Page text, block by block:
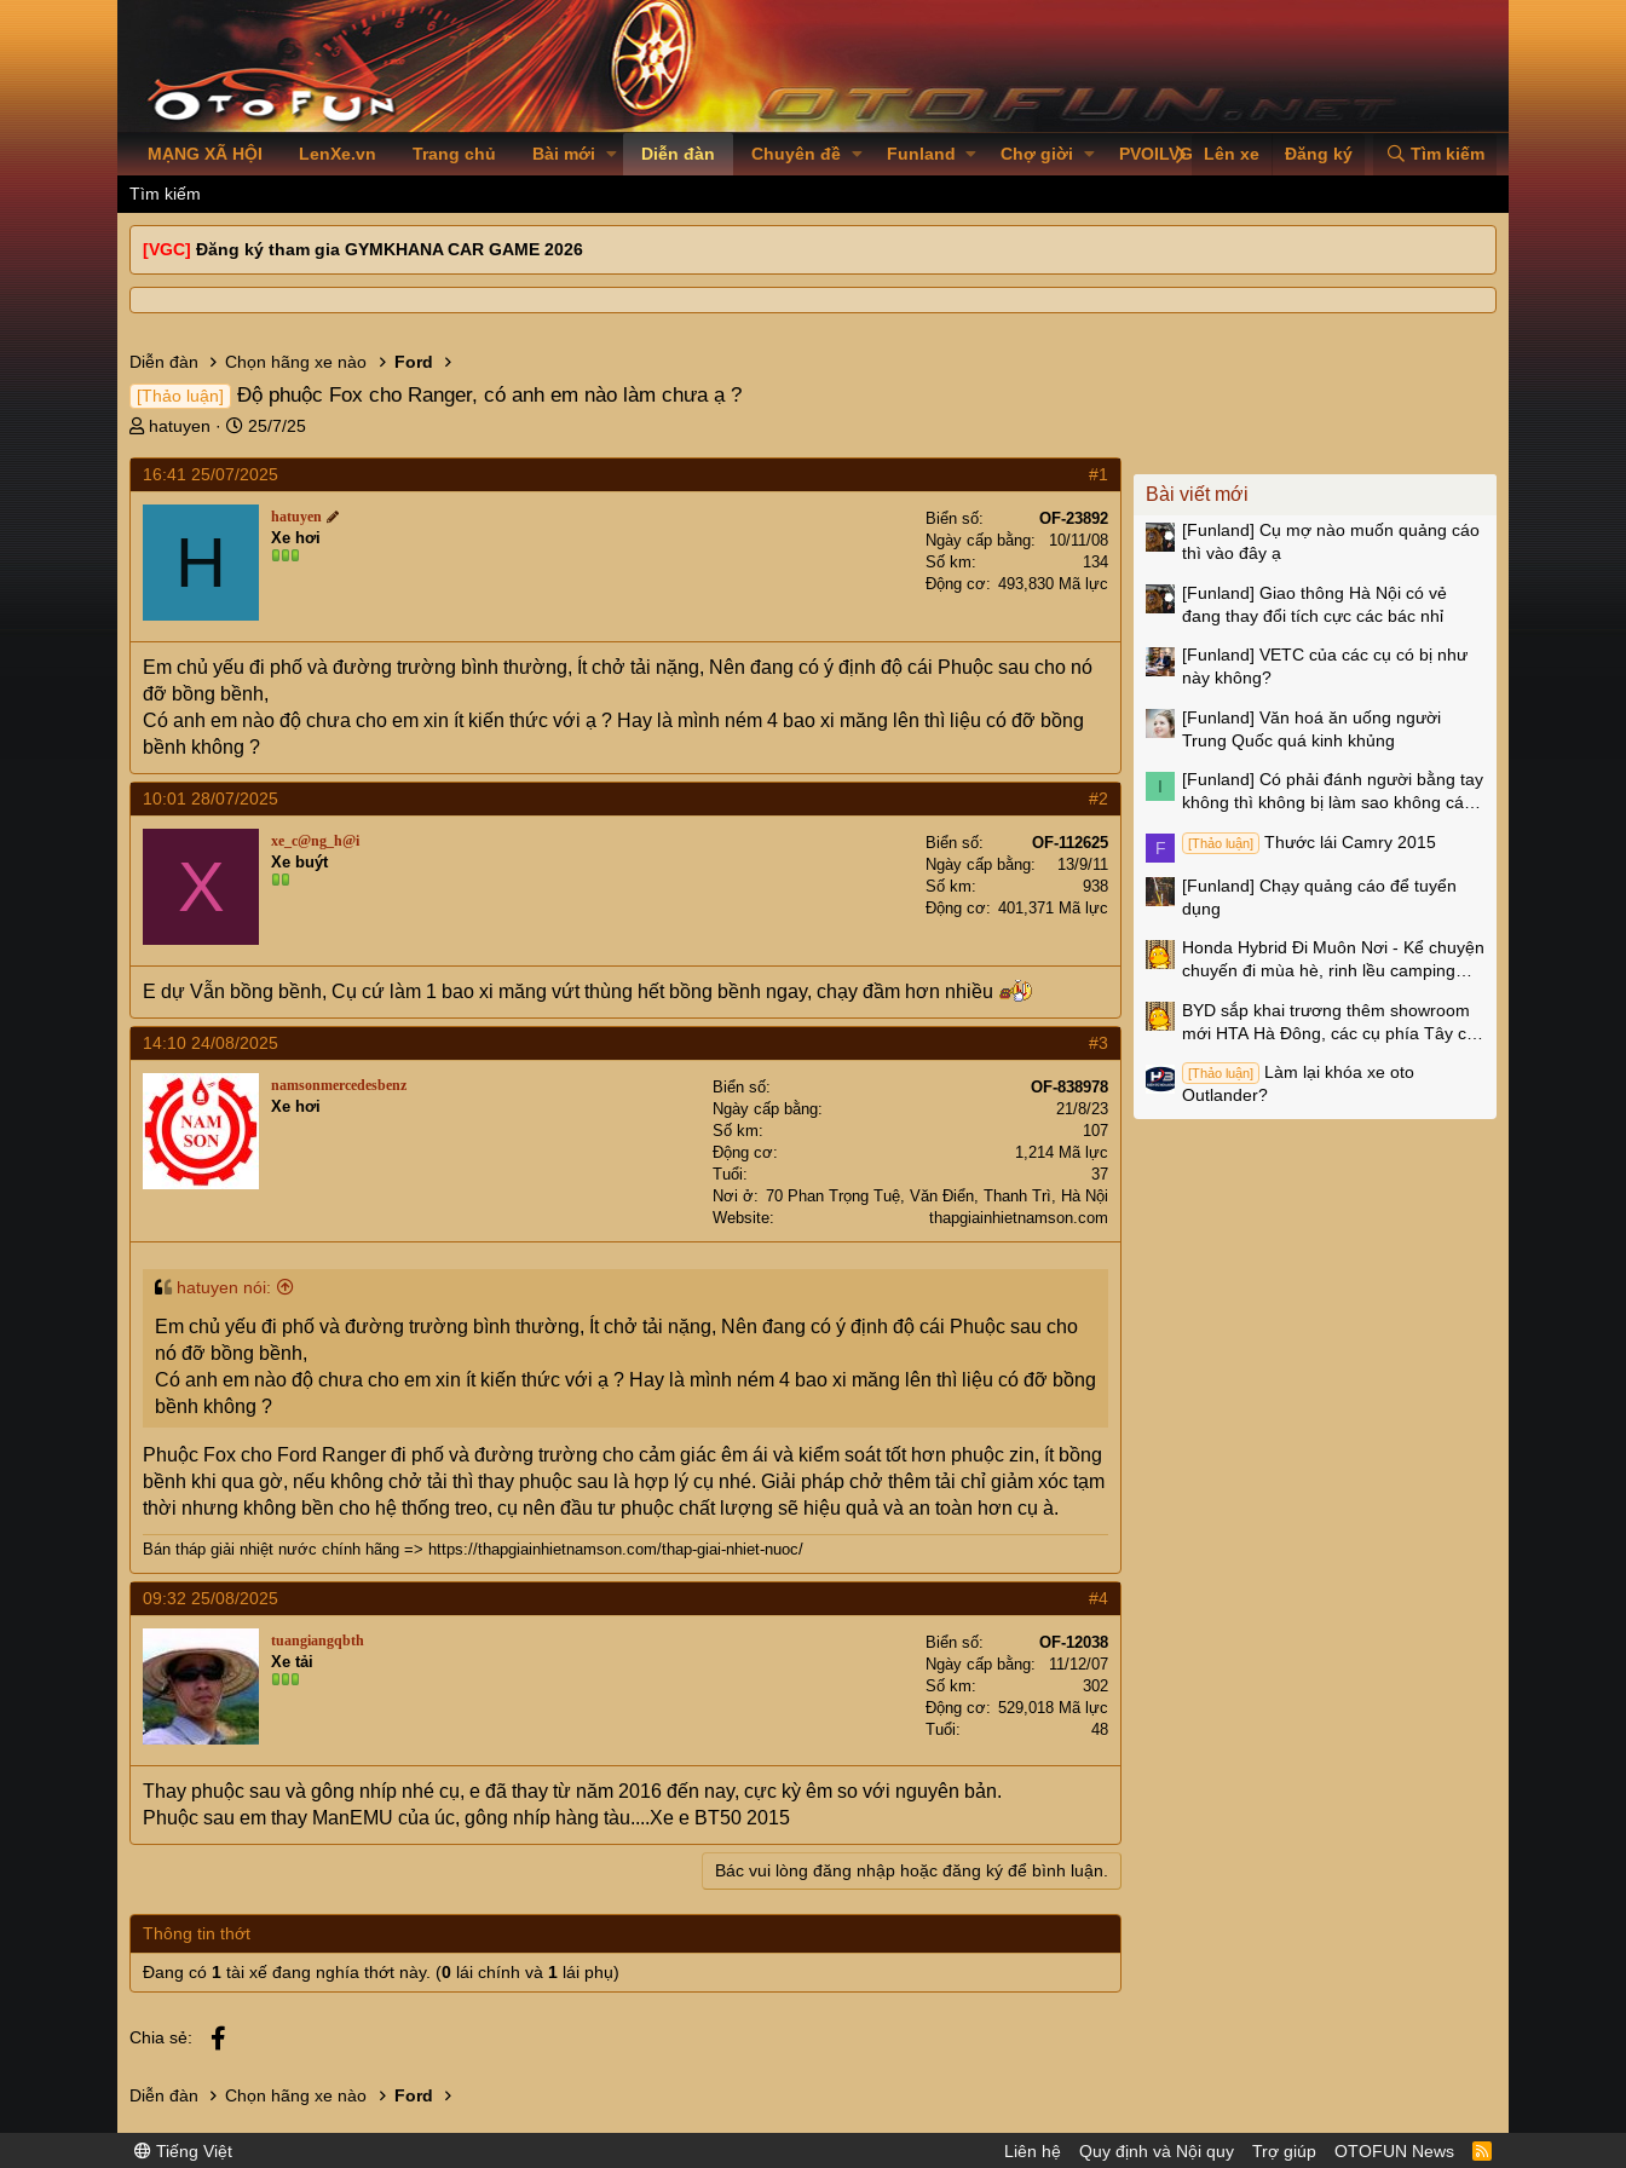
MẠNG XÃ HỘI LenXe.vn Trang chủ Bài mới Diễn đàn Chuyên đề Funland Chợ giời PVOILVGC2026
Lên xe Đăng ký Tìm kiếm
Tìm kiếm
[VGC] Đăng ký tham gia GYMKHANA CAR GAME 2026
Diễn đàn Chọn hãng xe nào Ford
[Thảo luận] Độ phuộc Fox cho Ranger, có anh em nào làm chưa ạ ?
T
r
e
e
r
hatuyen
N
à
y
25/7/25
16:41 25/07/2025 #1
H
hatuyen
Xe hơi
Biển số
OF-23892
Ngày cấp bằng
10/11/08
Số km
134
Động cơ
493,830 Mã lực
Em chủ yếu đi phố và đường trường bình thường, Ít chở tải nặng, Nên đang có ý định độ cái Phuộc sau cho nó
đỡ bồng bềnh,
Có anh em nào độ chưa cho em xin ít kiến thức với ạ ? Hay là mình ném 4 bao xi măng lên thì liệu có đỡ bồng
bềnh không ?
10:01 28/07/2025 #2
X
xe_c@ng_h@i
Xe buýt
Biển số
OF-112625
Ngày cấp bằng
13/9/11
Số km
938
Động cơ
401,371 Mã lực
E dự Vẫn bồng bềnh, Cụ cứ làm 1 bao xi măng vứt thùng hết bồng bềnh ngay, chạy đầm hơn nhiều
14:10 24/08/2025 #3
namsonmercedesbenz
Xe hơi
Biển số
OF-838978
Ngày cấp bằng
21/8/23
Số km
107
Động cơ
1,214 Mã lực
Tuổi
37
Nơi ở
70 Phan Trọng Tuệ, Văn Điển, Thanh Trì, Hà Nội
Website
thapgiainhietnamson.com
hatuyen nói:
Em chủ yếu đi phố và đường trường bình thường, Ít chở tải nặng, Nên đang có ý định độ cái Phuộc sau cho
nó đỡ bồng bềnh,
Có anh em nào độ chưa cho em xin ít kiến thức với ạ ? Hay là mình ném 4 bao xi măng lên thì liệu có đỡ bồng
bềnh không ?
Phuộc Fox cho Ford Ranger đi phố và đường trường cho cảm giác êm ái và kiểm soát tốt hơn phuộc zin, ít bồng
bềnh khi qua gờ, nếu không chở tải thì thay phuộc sau là hợp lý cụ nhé. Giải pháp chở thêm tải chỉ giảm xóc tạm
thời nhưng không bền cho hệ thống treo, cụ nên đầu tư phuộc chất lượng sẽ hiệu quả và an toàn hơn cụ à.
Bán tháp giải nhiệt nước chính hãng => https://thapgiainhietnamson.com/thap-giai-nhiet-nuoc/
09:32 25/08/2025 #4
tuangiangqbth
Xe tải
Biển số
OF-12038
Ngày cấp bằng
11/12/07
Số km
302
Động cơ
529,018 Mã lực
Tuổi
48
Thay phuộc sau và gông nhíp nhé cụ, e đã thay từ năm 2016 đến nay, cực kỳ êm so với nguyên bản.
Phuộc sau em thay ManEMU của úc, gông nhíp hàng tàu....Xe e BT50 2015
Bác vui lòng đăng nhập hoặc đăng ký để bình luận.
Thông tin thớt
Đang có 1 tài xế đang nghía thớt này. (0 lái chính và 1 lái phụ)
Chia sẻ:
Bài viết mới
[Funland] Cụ mợ nào muốn quảng cáo
thì vào đây ạ
[Funland] Giao thông Hà Nội có vẻ
đang thay đổi tích cực các bác nhỉ
[Funland] VETC của các cụ có bị như
này không?
[Funland] Văn hoá ăn uống người
Trung Quốc quá kinh khủng
I [Funland] Có phải đánh người bằng tay
không thì không bị làm sao không các
F
[Thảo luận] Thước lái Camry 2015
[Funland] Chạy quảng cáo để tuyển
dụng
Honda Hybrid Đi Muôn Nơi - Kể chuyện
chuyến đi mùa hè, rinh lều camping
BYD sắp khai trương thêm showroom
mới HTA Hà Đông, các cụ phía Tây có
[Thảo luận]
Làm lại khóa xe oto
Outlander?
Diễn đàn Chọn hãng xe nào Ford
Tiếng Việt Liên hệ Quy định và Nội quy Trợ giúp OTOFUN News
R